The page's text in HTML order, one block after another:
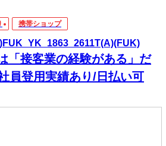
携帯ショップ
「接客業の経験がある」だ
員登用実績あり/日払い可